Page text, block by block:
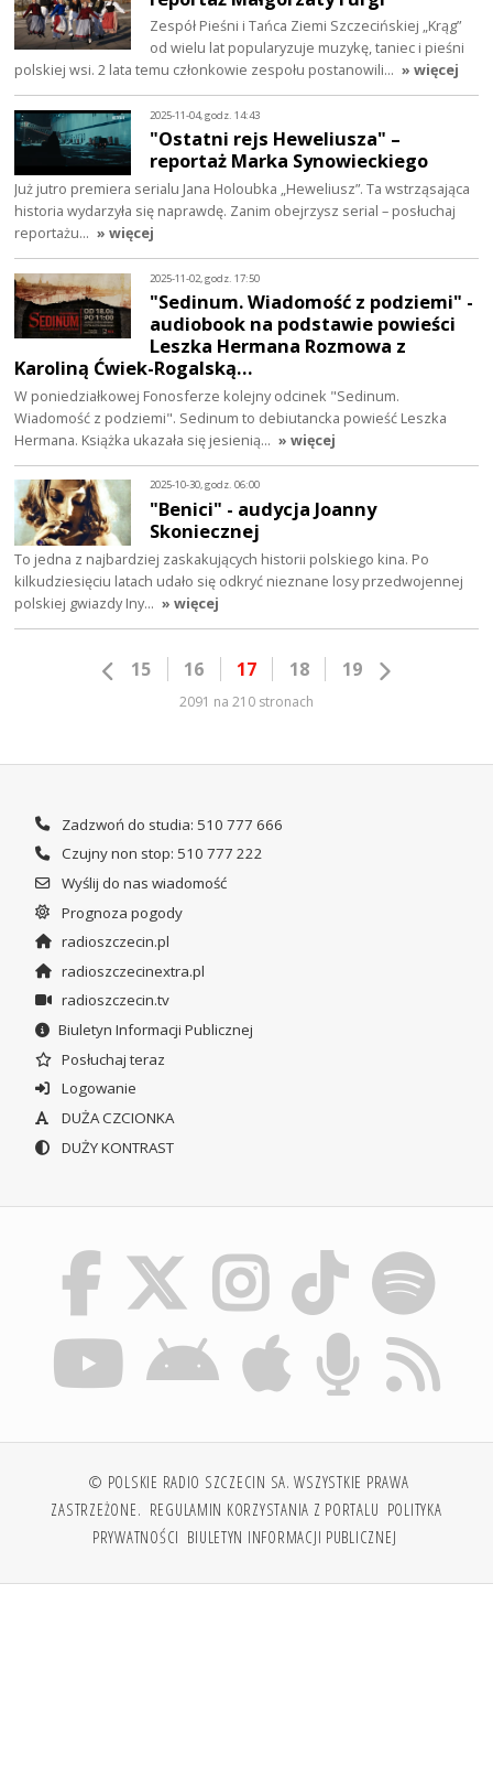
Zespół Pieśni i Tańca Ziemi Szczecińskiej „Krąg”
od wielu lat popularyzuje muzykę, taniec i pieśni
polskiej wsi. 2 lata temu członkowie zespołu postanowili… » więcej
2025-11-04, godz. 14:43
"Ostatni rejs Heweliusza" –
reportaż Marka Synowieckiego
Już jutro premiera serialu Jana Holoubka „Heweliusz”. Ta wstrząsająca
historia wydarzyła się naprawdę. Zanim obejrzysz serial – posłuchaj
reportażu… » więcej
2025-11-02, godz. 17:50
"Sedinum. Wiadomość z podziemi" -
audiobook na podstawie powieści
Leszka Hermana Rozmowa z
Karoliną Ćwiek-Rogalską…
W poniedziałkowej Fonosferze kolejny odcinek "Sedinum.
Wiadomość z podziemi". Sedinum to debiutancka powieść Leszka
Hermana. Książka ukazała się jesienią… » więcej
2025-10-30, godz. 06:00
"Benici" - audycja Joanny
Skoniecznej
To jedna z najbardziej zaskakujących historii polskiego kina. Po
kilkudziesięciu latach udało się odkryć nieznane losy przedwojennej
polskiej gwiazdy Iny… » więcej
15 16 17 18 19
2091 na 210 stronach
Zadzwoń do studia: 510 777 666
Czujny non stop: 510 777 222
Wyślij do nas wiadomość
Prognoza pogody
radioszczecin.pl
radioszczecinextra.pl
radioszczecin.tv
Biuletyn Informacji Publicznej
Posłuchaj teraz
Logowanie
DUŻA CZCIONKA
DUŻY KONTRAST
© POLSKIE RADIO SZCZECIN SA. WSZYSTKIE PRAWA
ZASTRZEŻONE. REGULAMIN KORZYSTANIA Z PORTALU POLITYKA
PRYWATNOŚCI BIULETYN INFORMACJI PUBLICZNEJ